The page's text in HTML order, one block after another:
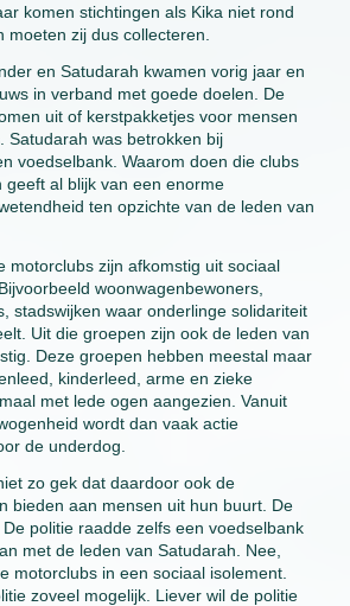
komen stichtingen als Kika niet rond
moeten zij dus collecteren.
en Satudarah kwamen vorig jaar en
in verband met goede doelen. De
uit of kerstpakketjes voor mensen
Satudarah was betrokken bij
voedselbank. Waarom doen die clubs
geeft al blijk van een enorme
ten opzichte van de leden van
motorclubs zijn afkomstig uit sociaal
woonwagenbewoners,
stadswijken waar onderlinge solidariteit
Uit die groepen zijn ook de leden van
Deze groepen hebben meestal maar
kinderleed, arme en zieke
met lede ogen aangezien. Vanuit
wordt dan vaak actie
de underdog.
zo gek dat daardoor ook de
bieden aan mensen uit hun buurt. De
politie raadde zelfs een voedselbank
met de leden van Satudarah. Nee,
motorclubs in een sociaal isolement.
zoveel mogelijk. Liever wil de politie